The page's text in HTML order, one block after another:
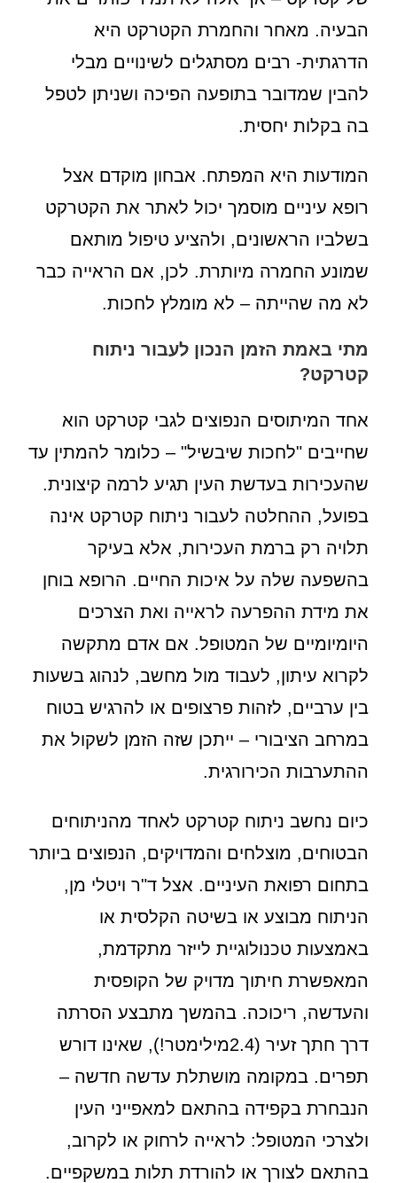
הבעיה. מאחר והחמרת הקטרקט היא
הדרגתית- רבים מסתגלים לשינויים מבלי
להבין שמדובר בתופעה הפיכה ושניתן לטפל
בה בקלות יחסית.
המודעות היא המפתח. אבחון מוקדם אצל
רופא עיניים מוסמך יכול לאתר את הקטרקט
בשלביו הראשונים, ולהציע טיפול מותאם
שמונע החמרה מיותרת. לכן, אם הראייה כבר
לא מה שהייתה – לא מומלץ לחכות.
מתי באמת הזמן הנכון לעבור ניתוח
קטרקט?
אחד המיתוסים הנפוצים לגבי קטרקט הוא
שחייבים "לחכות שיבשיל" – כלומר להמתין עד
שהעכירות בעדשת העין תגיע לרמה קיצונית.
בפועל, ההחלטה לעבור ניתוח קטרקט אינה
תלויה רק ברמת העכירות, אלא בעיקר
בהשפעה שלה על איכות החיים. הרופא בוחן
את מידת ההפרעה לראייה ואת הצרכים
היומיומיים של המטופל. אם אדם מתקשה
לקרוא עיתון, לעבוד מול מחשב, לנהוג בשעות
בין ערביים, לזהות פרצופים או להרגיש בטוח
במרחב הציבורי – ייתכן שזה הזמן לשקול את
ההתערבות הכירורגית.
כיום נחשב ניתוח קטרקט לאחד מהניתוחים
הבטוחים, מוצלחים והמדויקים, הנפוצים ביותר
בתחום רפואת העיניים. אצל ד"ר ויטלי מן,
הניתוח מבוצע או בשיטה הקלסית או
באמצעות טכנולוגיית לייזר מתקדמת,
המאפשרת חיתוך מדויק של הקופסית
והעדשה, ריכוכה. בהמשך מתבצע הסרתה
דרך חתך זעיר (2.4מילימטר!), שאינו דורש
תפרים. במקומה מושתלת עדשה חדשה –
הנבחרת בקפידה בהתאם למאפייני העין
ולצרכי המטופל: לראייה לרחוק או לקרוב,
בהתאם לצורך או להורדת תלות במשקפיים.